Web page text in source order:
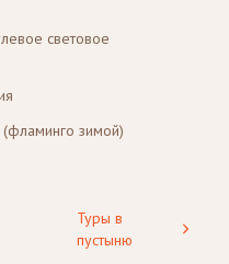
световое
зимой)
Туры в
пустыню